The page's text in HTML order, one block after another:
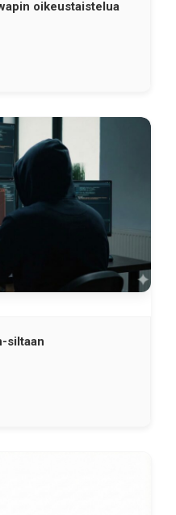
oikeustaistelua
siltaan